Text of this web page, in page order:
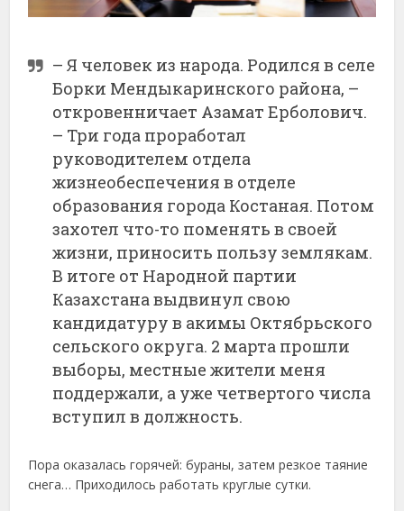
– Я человек из народа. Родился в селе
Борки Мендыкаринского района, –
откровенничает Азамат Ерболович.
– Три года проработал
руководителем отдела
жизнеобеспечения в отделе
образования города Костаная. Потом
захотел что-то поменять в своей
жизни, приносить пользу землякам.
В итоге от Народной партии
Казахстана выдвинул свою
кандидатуру в акимы Октябрьского
сельского округа. 2 марта прошли
выборы, местные жители меня
поддержали, а уже четвертого числа
вступил в должность.
Пора оказалась горячей: бураны, затем резкое таяние
снега… Приходилось работать круглые сутки.